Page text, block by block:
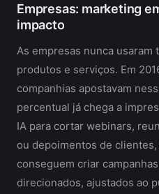
Empresas: marketing
impacto
As empresas nunca
produtos e serviços. Em
companhias apostavam
percentual já chega a
IA para cortar webinars,
ou depoimentos de
conseguem criar
direcionados, ajustados ao